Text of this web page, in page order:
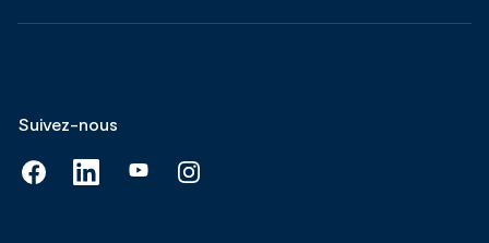
Suivez-nous